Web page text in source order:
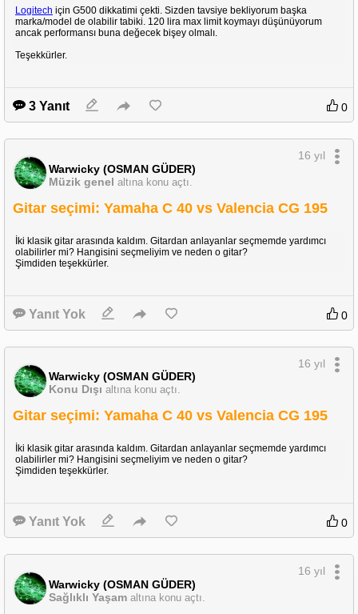
Manticore
Tekliflerinizi bu konu üzerinden alabilirim veyaoyuniçinden ulaşabilirsiniz.
(Warwicky#2169)
Logitech için G500 dikkatimi çekti. Sizden tavsiye bekliyorum başka
marka/model de olabilir tabiki. 120 lira max limit koymayı düşünüyorum
ancak performansı buna değecek bişey olmalı.
Teşekkürler.
3 Yanıt 0
Warwicky (OSMAN GÜDER)
Müzik genel altına konu açtı.
16 yıl
Gitar seçimi: Yamaha C 40 vs Valencia CG 195
İki klasik gitar arasında kaldım. Gitardan anlayanlar seçmemde yardımcı
olabilirler mi? Hangisini seçmeliyim ve neden o gitar?
Şimdiden teşekkürler.
Yanıt Yok 0
Warwicky (OSMAN GÜDER)
Konu Dışı altına konu açtı.
16 yıl
Gitar seçimi: Yamaha C 40 vs Valencia CG 195
İki klasik gitar arasında kaldım. Gitardan anlayanlar seçmemde yardımcı
olabilirler mi? Hangisini seçmeliyim ve neden o gitar?
Şimdiden teşekkürler.
Yanıt Yok 0
Warwicky (OSMAN GÜDER)
Sağlıklı Yaşam altına konu açtı.
16 yıl